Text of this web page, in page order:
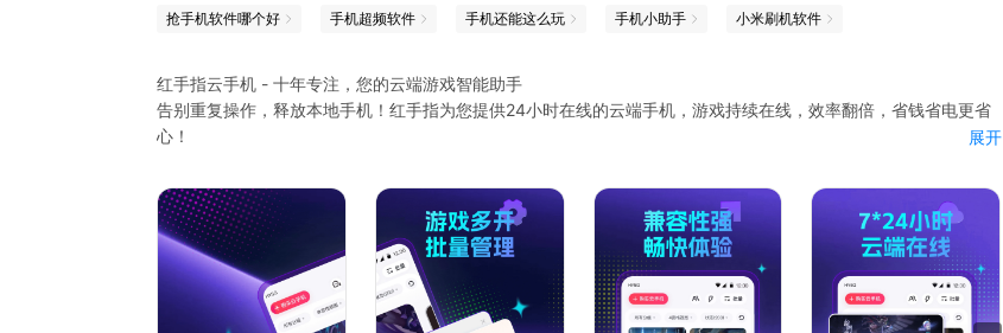
抢手机软件哪个好 手机超频软件 手机还能这么玩 手机小助手 小米刷机软件
红手指云手机 - 十年专注，您的云端游戏智能助手
告别重复操作，释放本地手机！红手指为您提供24小时在线的云端手机，游戏持续在线，效率翻倍，省钱省电更省
心！
然在线升级，彻底解放您的双手和设备！
【游戏多开 批量管理】支持游戏多开与批量操控，轻松管理多个游戏角色与账号。快速完成日常任务，节省大量重
复操作时间，让资源积累与角色培养事半功倍！
【兼容性强 畅快体验】完美兼容全球主流手机游戏，云端高性能加持，大型手游运行流畅不卡顿，体验媲美高端真
机。
【全平台无缝衔接】支持PC、安卓、iOS三端数据互通，随时随地切换设备登录，游戏进度实时同步，无论使用何
展开